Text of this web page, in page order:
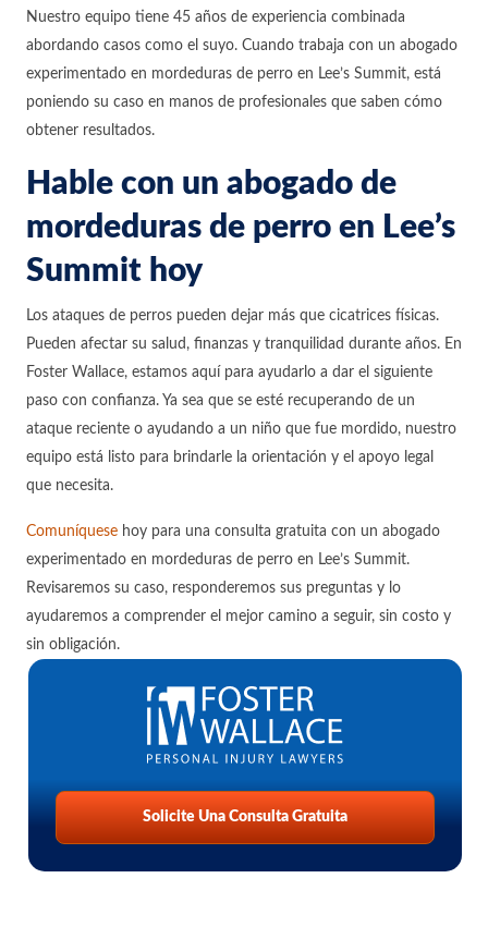
Nuestro equipo tiene 45 años de experiencia combinada
abordando casos como el suyo. Cuando trabaja con un abogado
experimentado en mordeduras de perro en Lee’s Summit, está
poniendo su caso en manos de profesionales que saben cómo
obtener resultados.
Hable con un abogado de
mordeduras de perro en Lee’s
Summit hoy
Los ataques de perros pueden dejar más que cicatrices físicas.
Pueden afectar su salud, finanzas y tranquilidad durante años. En
Foster Wallace, estamos aquí para ayudarlo a dar el siguiente
paso con confianza. Ya sea que se esté recuperando de un
ataque reciente o ayudando a un niño que fue mordido, nuestro
equipo está listo para brindarle la orientación y el apoyo legal
que necesita.
Comuníquese hoy para una consulta gratuita con un abogado
experimentado en mordeduras de perro en Lee’s Summit.
Revisaremos su caso, responderemos sus preguntas y lo
ayudaremos a comprender el mejor camino a seguir, sin costo y
sin obligación.
Solicite Una Consulta Gratuita